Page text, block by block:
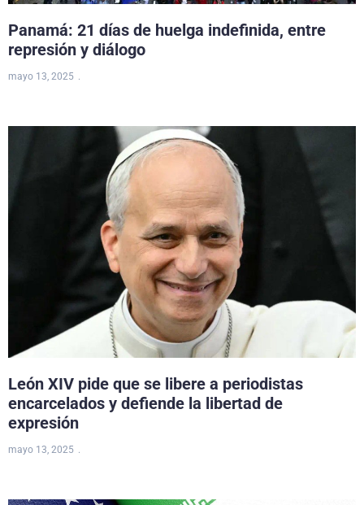
Panamá: 21 días de huelga indefinida, entre
represión y diálogo
mayo 13, 2025
León XIV pide que se libere a periodistas
encarcelados y defiende la libertad de
expresión
mayo 13, 2025